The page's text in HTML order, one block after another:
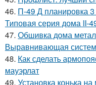
46. П-49 Д планировка
Типовая серия дома II-
47. Обшивка дома
Выравнивающая
48. Как сделать
мауэрлат
49. Установка конька